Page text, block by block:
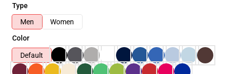
Type
Men
Women
Color
Default